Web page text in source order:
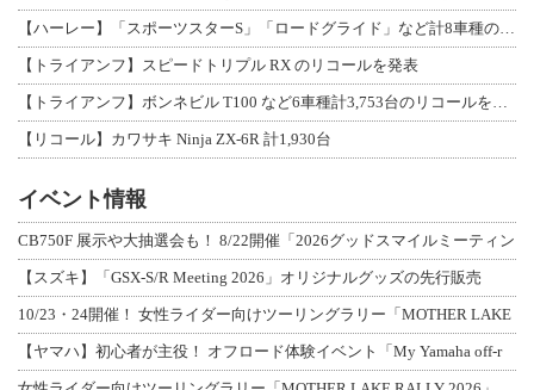
【トライアンフ】スピードトリプル RX のリコールを発表
【リコール】カワサキ Ninja ZX-6R 計1,930台
イベント情報
CB750F 展示や大抽選会も！ 8/22開催「2026グッドスマイルミーティン
【スズキ】「GSX-S/R Meeting 2026」オリジナルグッズの先行販売
10/23・24開催！ 女性ライダー向けツーリングラリー「MOTHER LAKE
【ヤマハ】初心者が主役！ オフロード体験イベント「My Yamaha off-r